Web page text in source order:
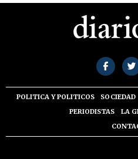
POLITICA Y POLITICOS SOCIEDAD
PERIODISTAS
LA